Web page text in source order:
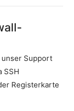
Support
SSH
Registerkarte